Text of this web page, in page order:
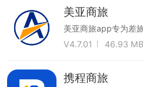
美亚商旅
美亚商旅app专为差旅
V4.7.01
46.93 MB
携程商旅